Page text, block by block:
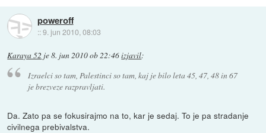
poweroff
::9. jun 2010, 08:03
Karaya 52 je8. jun 2010 ob 22:46izjavil:
Izraelci so tam, Palestinci so tam, kaj je bilo leta 45, 47, 48 in 67
je brezveze razpravljati.
Da. Zato pa se fokusirajmo na to, kar je sedaj. To je pa stradanje
civilnega prebivalstva.